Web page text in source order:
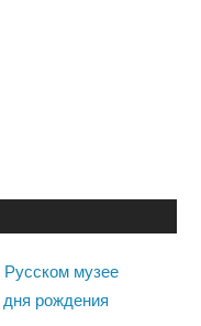
Русском музее
рождения